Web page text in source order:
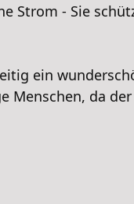
Strom - Sie
ein
Menschen, da